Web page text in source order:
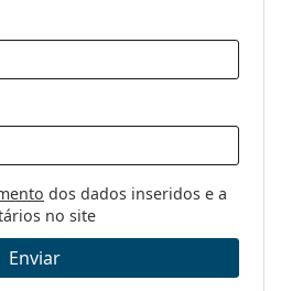
dos dados inseridos e a
no site
Enviar